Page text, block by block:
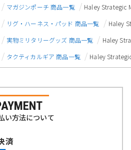
マガジンポーチ 商品一覧
Haley Strategic
リグ・ハーネス・パッド 商品一覧
Haley
実物ミリタリーグッズ 商品一覧
Haley
タクティカルギア 商品一覧 Haley
い方法について
済